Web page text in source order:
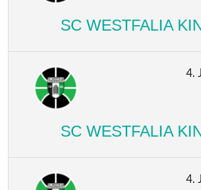
SC WESTFALIA
4.
SC WESTFALIA
4.